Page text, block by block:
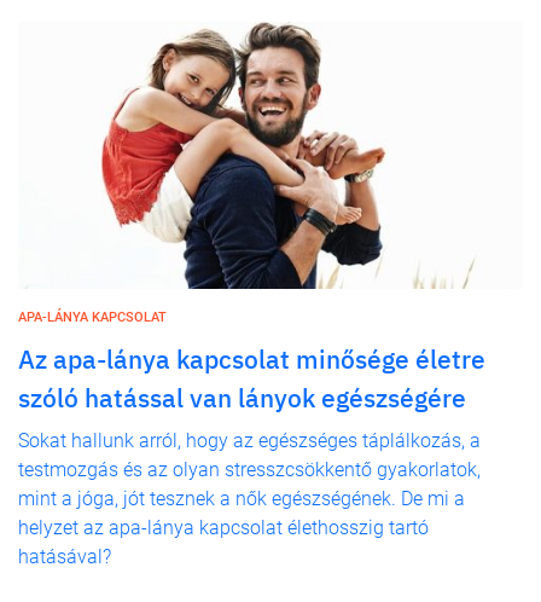
APA-LÁNYA KAPCSOLAT
Az apa-lánya kapcsolat minősége életre
szóló hatással van lányok egészségére
Sokat hallunk arról, hogy az egészséges táplálkozás, a
testmozgás és az olyan stresszcsökkentő gyakorlatok,
mint a jóga, jót tesznek a nők egészségének. De mi a
helyzet az apa-lánya kapcsolat élethosszig tartó
hatásával?